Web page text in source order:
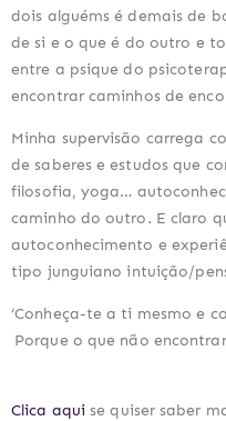
dois alguéms é demais de
de si e o que é do outro e
entre a psique do
encontrar caminhos de
Minha supervisão carrega
de saberes e estudos que
filosofia, yoga…
caminho do outro. E claro
autoconhecimento e
tipo junguiano intuição/
‘Conheça-te a ti mesmo e
Porque o que não
Clica aqui se quiser saber